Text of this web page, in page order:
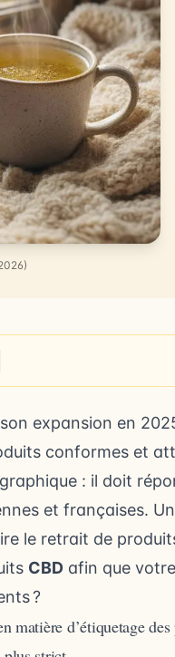
expansion en
conformes et
: il doit
et françaises.
le retrait de
CBD afin que
?
matière d’étiquetage